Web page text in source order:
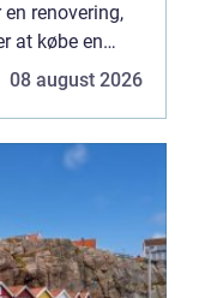
renovering,
at købe en
08 august 2026